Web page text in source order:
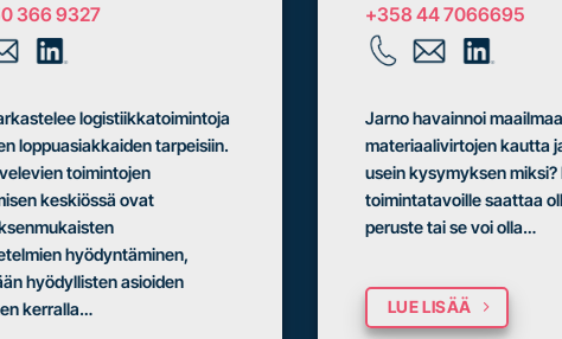
366 9327
logistiikkatoimintoja
loppuasiakkaiden tarpeisiin.
toimintojen
keskiössä ovat
hyödyntäminen,
hyödyllisten asioiden
kerralla…
+358 44 7066695
Jarno havainnoi maailmaa
materiaalivirtojen kautta
usein kysymyksen miksi?
toimintatavoille saattaa
peruste tai se voi olla…
LUE LISÄÄ